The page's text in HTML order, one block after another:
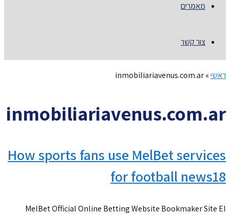
מאמרים
צור קשר
ראשי»
inmobiliariavenus.com.ar
inmobiliariavenus.com.ar
How sports fans use MelBet services
for football news18
MelBet Official Online Betting Website Bookmaker Site El